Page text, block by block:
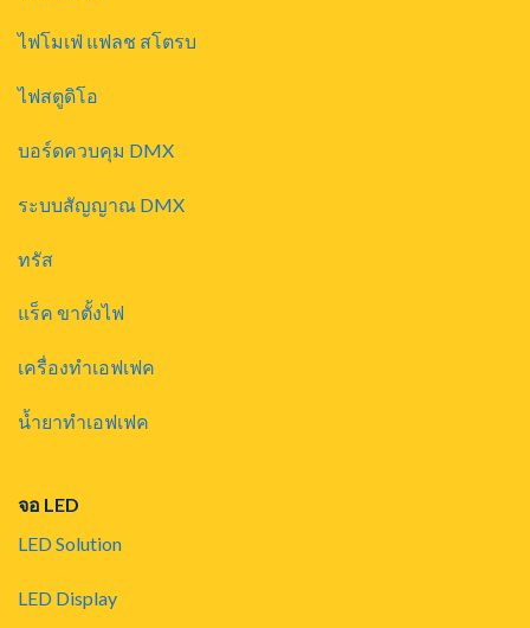
ไฟโมเฟ่ แฟลช สโตรบ
ไฟสตูดิโอ
บอร์ดควบคุม DMX
ระบบสัญญาณ DMX
ทรัส
แร็ค ขาตั้งไฟ
เครื่องทำเอฟเฟค
น้ำยาทำเอฟเฟค
จอ LED
LED Solution
LED Display